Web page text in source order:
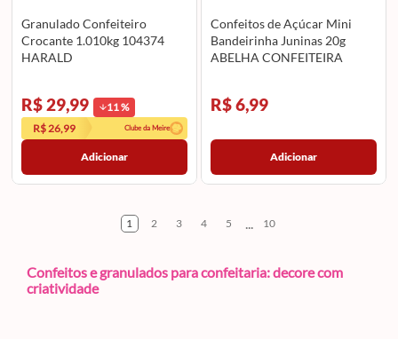
Granulado Confeiteiro
Crocante 1.010kg 104374
HARALD
R$ 29,99 11%
R$ 26,99
Clube da Meire
Adicionar
Confeitos de Açúcar Mini
Bandeirinha Juninas 20g
ABELHA CONFEITEIRA
R$ 6,99
Adicionar
1 2 3 4 5 ... 10
Confeitos e granulados para confeitaria: decore com
criatividade